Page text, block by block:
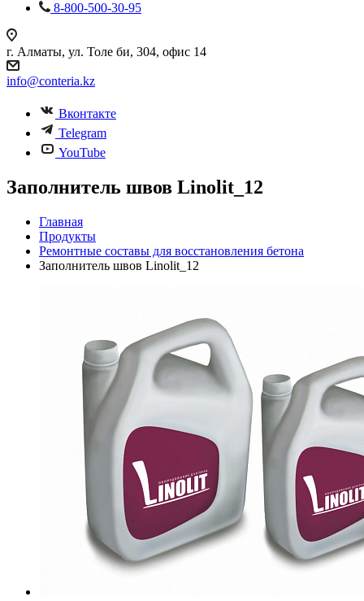
8-800-500-30-95
г. Алматы, ул. Толе би, 304, офис 14
info@conteria.kz
Вконтакте
Telegram
YouTube
Заполнитель швов Linolit_12
Главная
Продукты
Ремонтные составы для восстановления бетона
Заполнитель швов Linolit_12